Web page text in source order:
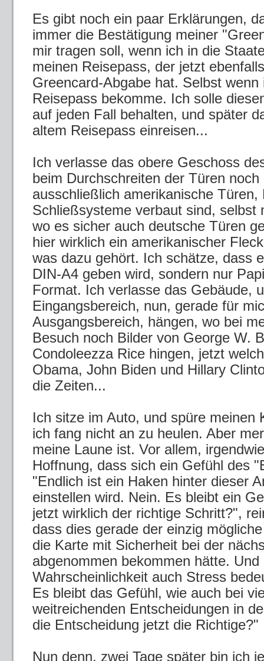
Es gibt noch ein paar Erklärungen,
immer die Bestätigung meiner
mir tragen soll, wenn ich in die
meinen Reisepass, der jetzt
Greencard-Abgabe hat. Selbst
Reisepass bekomme. Ich solle
auf jeden Fall behalten, und später
altem Reisepass einreisen...
Ich verlasse das obere Geschoss
beim Durchschreiten der Türen
ausschließlich amerikanische Türen,
Schließsysteme verbaut sind, selbst
wo es sicher auch deutsche Türen
hier wirklich ein amerikanischer
was dazu gehört. Ich schätze, dass
DIN-A4 geben wird, sondern nur
Format. Ich verlasse das Gebäude,
Eingangsbereich, nun, gerade für
Ausgangsbereich, hängen, wo bei
Besuch noch Bilder von George W.
Condoleezza Rice hingen, jetzt
Obama, John Biden und Hillary
die Zeiten...
Ich sitze im Auto, und spüre meinen
ich fang nicht an zu heulen. Aber
meine Laune ist. Vor allem,
Hoffnung, dass sich ein Gefühl des
"Endlich ist ein Haken hinter dieser
einstellen wird. Nein. Es bleibt ein
jetzt wirklich der richtige Schritt?",
dass dies gerade der einzig
die Karte mit Sicherheit bei der
abgenommen bekommen hätte.
Wahrscheinlichkeit auch Stress
Es bleibt das Gefühl, wie auch bei
weitreichenden Entscheidungen in
die Entscheidung jetzt die Richtige?"
Nun denn, zwei Tage später bin ich